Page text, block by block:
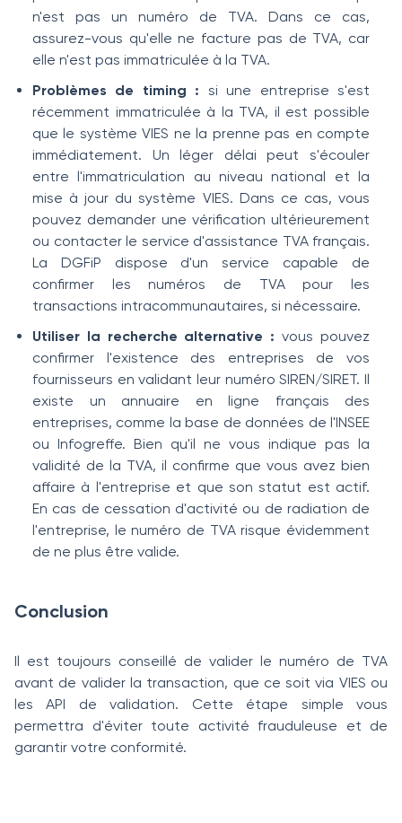
n'est pas un numéro de TVA. Dans ce cas,
assurez-vous qu'elle ne facture pas de TVA, car
elle n'est pas immatriculée à la TVA.
Problèmes de timing : si une entreprise s'est
récemment immatriculée à la TVA, il est possible
que le système VIES ne la prenne pas en compte
immédiatement. Un léger délai peut s'écouler
entre l'immatriculation au niveau national et la
mise à jour du système VIES. Dans ce cas, vous
pouvez demander une vérification ultérieurement
ou contacter le service d'assistance TVA français.
La DGFiP dispose d'un service capable de
confirmer les numéros de TVA pour les
transactions intracommunautaires, si nécessaire.
Utiliser la recherche alternative :vous pouvez
confirmer l'existence des entreprises de vos
fournisseurs en validant leur numéro SIREN/SIRET. Il
existe un annuaire en ligne français des
entreprises, comme la base de données de l'INSEE
ou Infogreffe. Bien qu'il ne vous indique pas la
validité de la TVA, il confirme que vous avez bien
affaire à l'entreprise et que son statut est actif.
En cas de cessation d'activité ou de radiation de
l'entreprise, le numéro de TVA risque évidemment
de ne plus être valide.
Conclusion
Il est toujours conseillé de valider le numéro de TVA
avant de valider la transaction, que ce soit via VIES ou
les API de validation. Cette étape simple vous
permettra d'éviter toute activité frauduleuse et de
garantir votre conformité.